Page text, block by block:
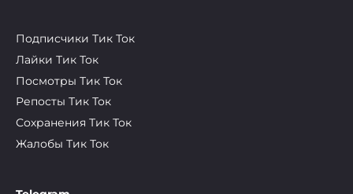
Подписчики Тик Ток
Лайки Тик Ток
Посмотры Тик Ток
Репосты Тик Ток
Сохранения Тик Ток
Жалобы Тик Ток